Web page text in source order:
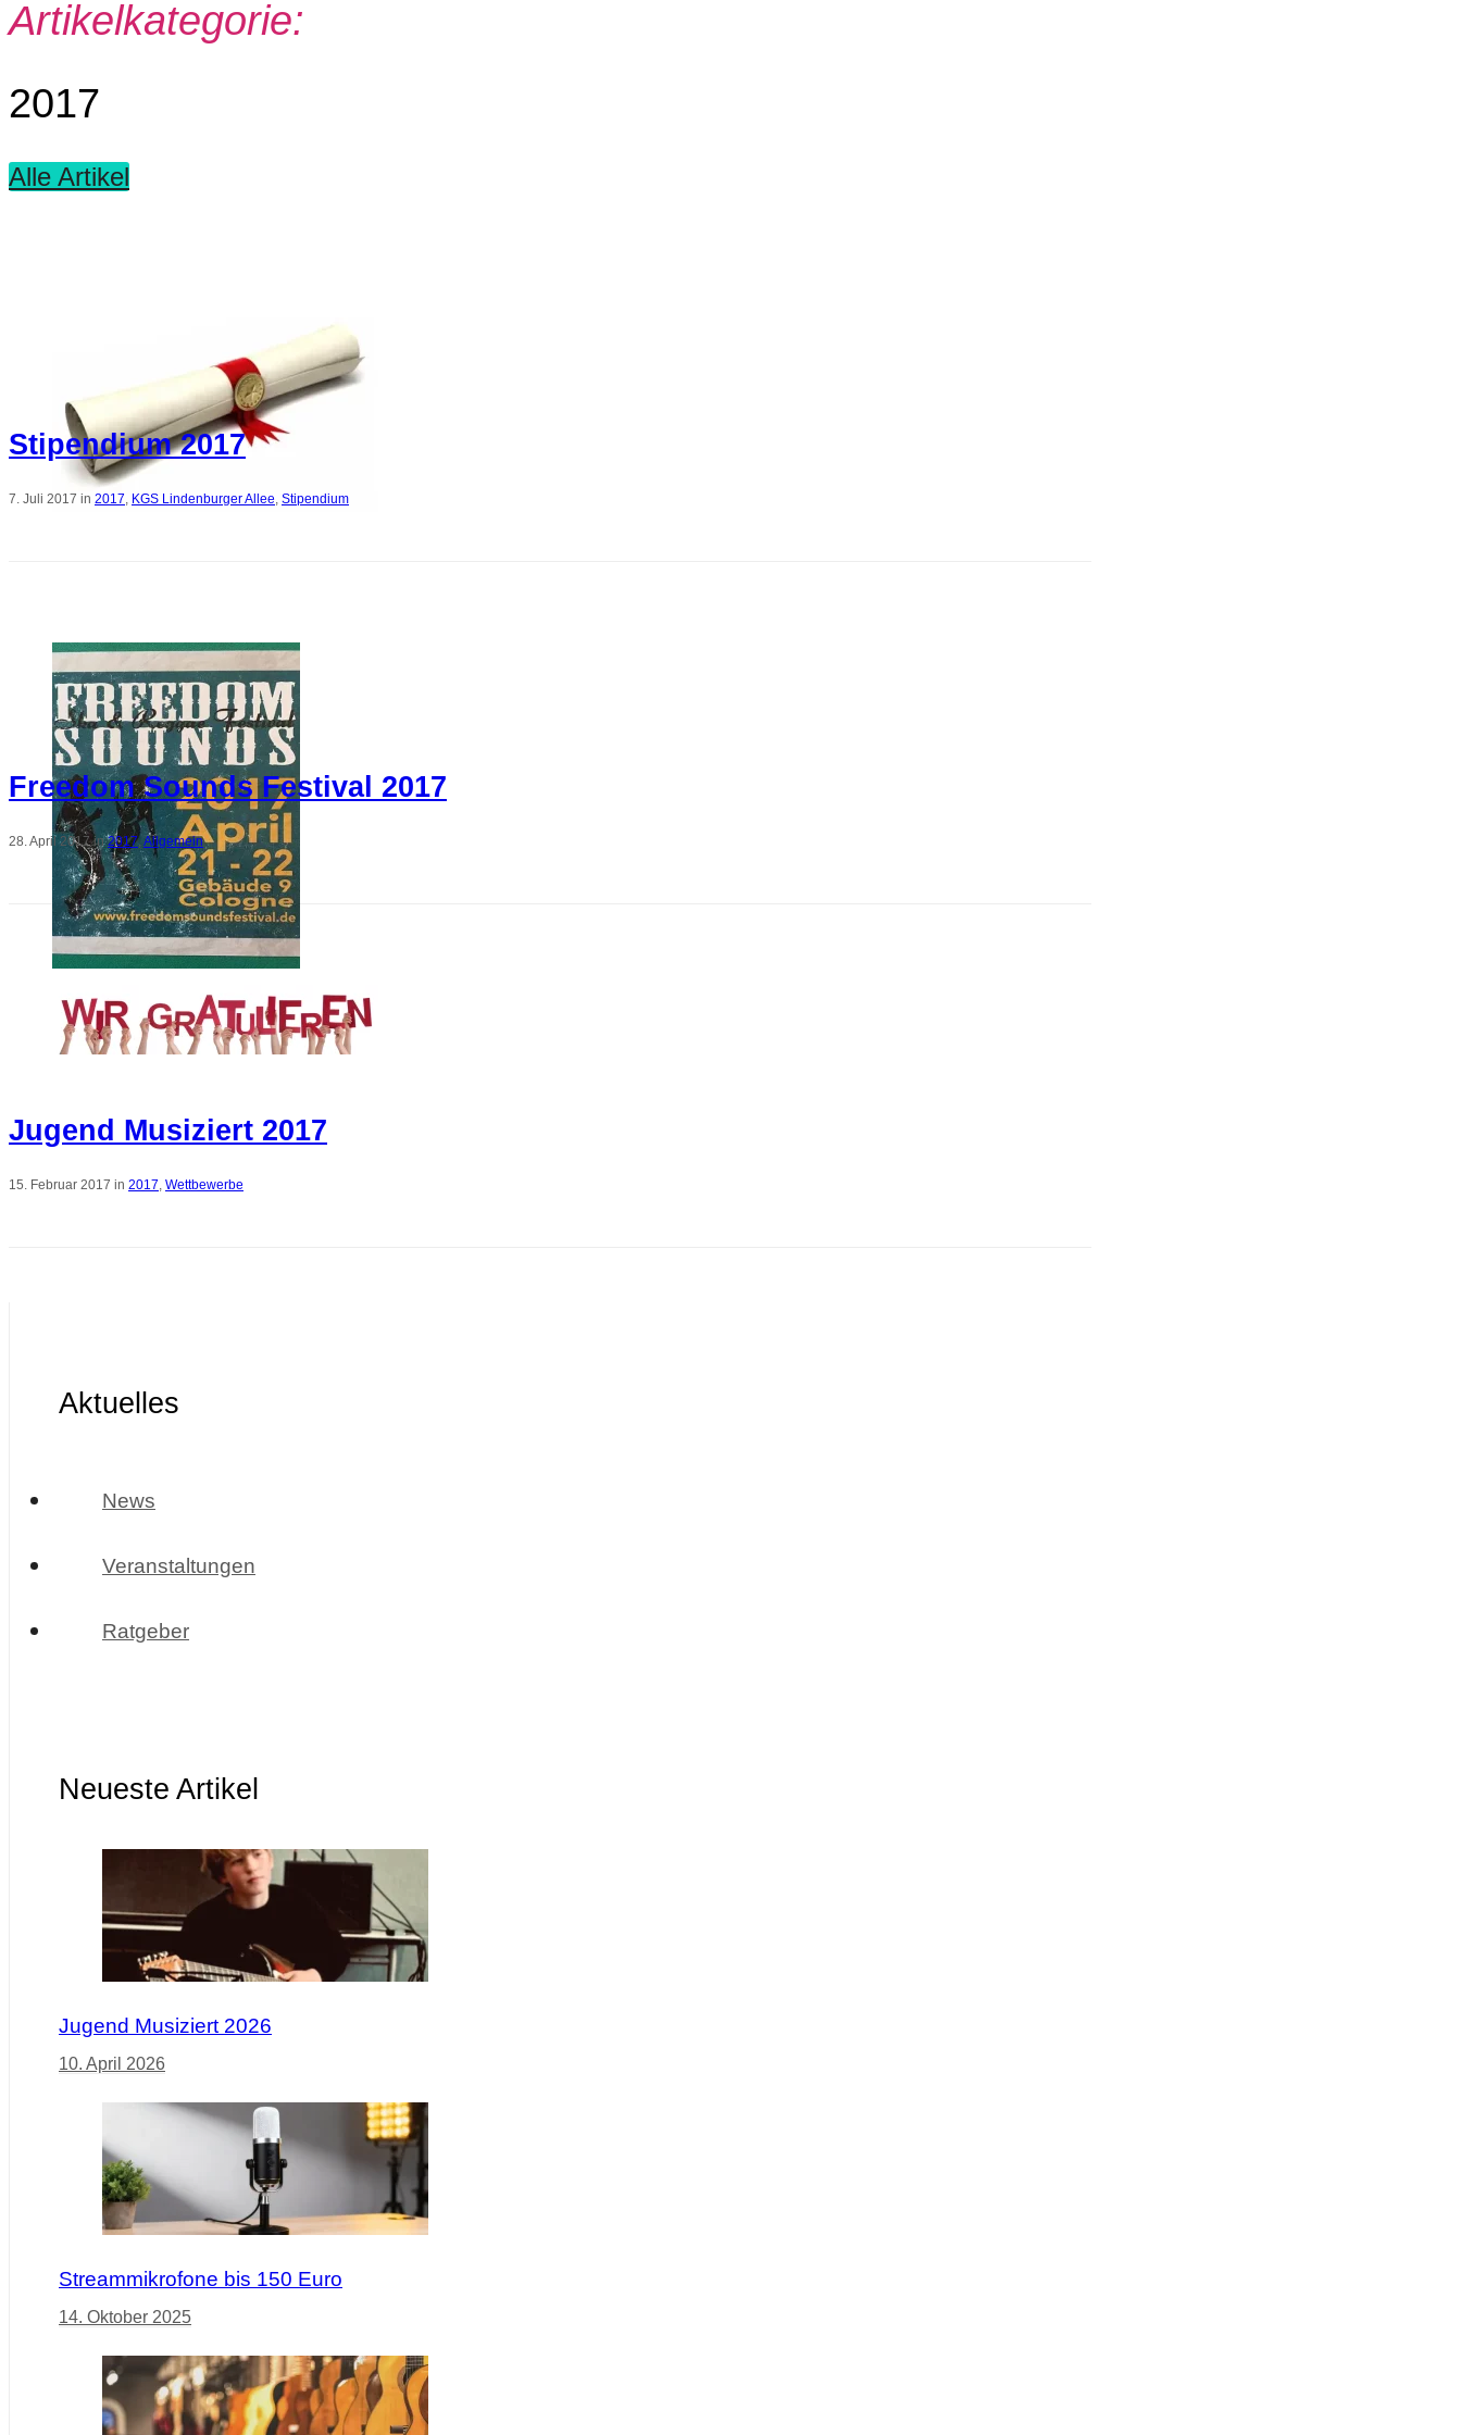
Artikelkategorie:
2017
Alle Artikel
Stipendium 2017
7. Juli 2017 in 2017, KGS Lindenburger Allee, Stipendium
Freedom Sounds Festival 2017
28. April 2017 in2017, Allgemein
Jugend Musiziert 2017
15. Februar 2017 in 2017 Wettbewerbe
Aktuelles
News
Veranstaltungen
Ratgeber
Neueste Artikel
Jugend Musiziert 2026
10. April 2026
Streammikrofone bis 150 Euro
14. Oktober 2025